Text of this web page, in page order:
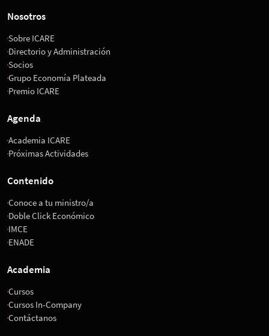
Nosotros
Sobre ICARE
Directorio y Administración
Socios
Grupo Economía Plateada
Premio ICARE
Agenda
Academia ICARE
Próximas Actividades
Contenido
Conoce a tu ministro/a
Doble Click Económico
IMCE
ENADE
Academia
Cursos
Cursos In-Company
Contáctanos